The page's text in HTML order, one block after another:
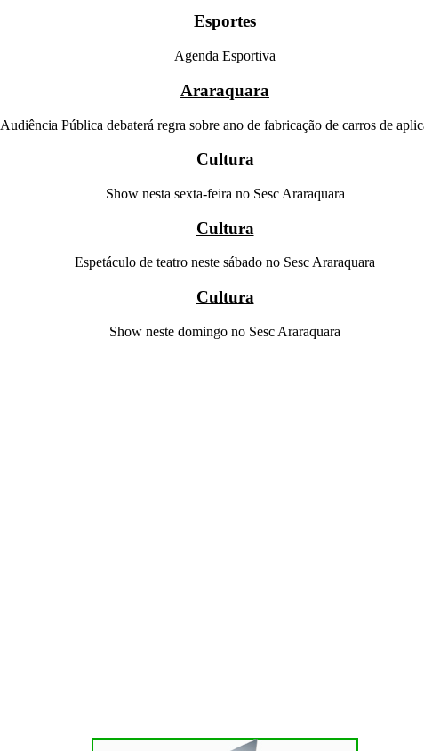
Esportes
Agenda Esportiva
Araraquara
Audiência Pública debaterá regra sobre ano de fabricação de carros de
Cultura
Show nesta sexta-feira no Sesc Araraquara
Cultura
Espetáculo de teatro neste sábado no Sesc Araraquara
Cultura
Show neste domingo no Sesc Araraquara